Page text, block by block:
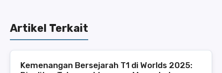
Artikel Terkait
Kemenangan Bersejarah T1 di Worlds 2025: